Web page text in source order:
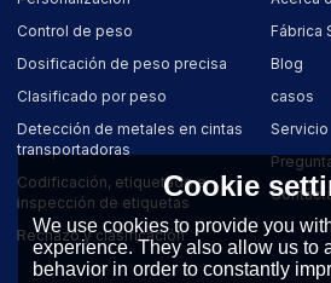
Control de peso
Dosificación de peso precisa
Clasificado por peso
Detección de metales en cintas
transportadoras
Codificación, etiquetado e
inspección de etiquetas
Rechazo y clasificación
Fábrica
Blog
casos
Servicio
Cookie
We use cookies to provide you
experience. They also allow us to
behavior in order to constantly